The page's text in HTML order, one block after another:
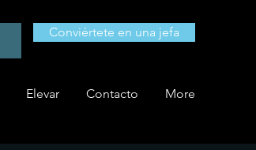
Conviértete en una jefa
Elevar Contacto More